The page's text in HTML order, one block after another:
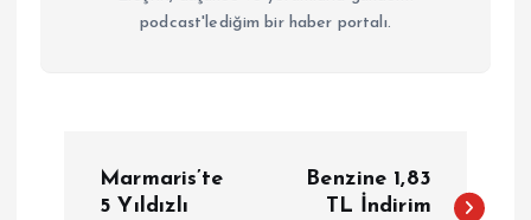
podcast'lediğim bir haber portalı.
Marmaris’te
5 Yıldızlı
Benzine 1,83
TL İndirim